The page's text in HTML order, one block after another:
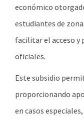
económico
estudiantes de
facilitar el acceso y
oficiales.
Este subsidio
proporcionando
en casos